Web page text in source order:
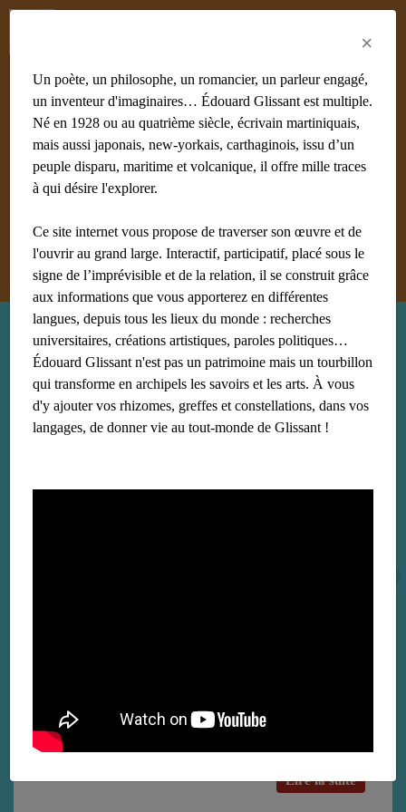
#achiery #acoma #adami #afrique #agnès B
#algérie
#Aliocha Wald Lasowski #amériques
#amis
#anthropologie
Afficher tous les mots clés
Recherche : Taïwan
De la Martinique à Taïwan ou comment la pensée de Glissant
permet d'appréhender la complexité culturelle taïwanaise
Lire la suite
×
Un poète, un philosophe, un romancier, un parleur engagé,
un inventeur d'imaginaires… Édouard Glissant est multiple.
Né en 1928 ou au quatrième siècle, écrivain martiniquais,
mais aussi japonais, new-yorkais, carthaginois, issu d’un
peuple disparu, maritime et volcanique, il offre mille traces
à qui désire l'explorer.
Ce site internet vous propose de traverser son œuvre et de
l'ouvrir au grand large. Interactif, participatif, placé sous le
signe de l’imprévisible et de la relation, il se construit grâce
aux informations que vous apporterez en différentes
langues, depuis tous les lieux du monde : recherches
universitaires, créations artistiques, paroles politiques…
Édouard Glissant n'est pas un patrimoine mais un tourbillon
qui transforme en archipels les savoirs et les arts. À vous
d'y ajouter vos rhizomes, greffes et constellations, dans vos
langages, de donner vie au tout-monde de Glissant !